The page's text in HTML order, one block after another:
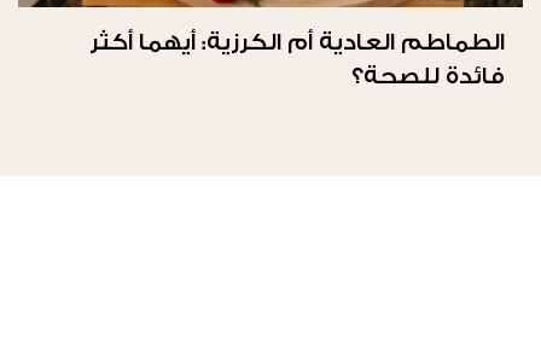
الطماطم العادية أم الكرزية: أيهما أكثر
فائدة للصحة؟